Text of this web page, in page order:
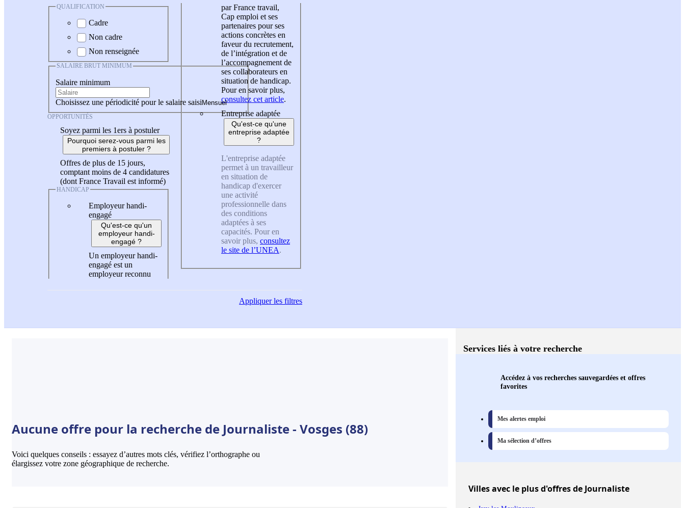
QUALIFICATION
Cadre
Non cadre
Non renseignée
SALAIRE BRUT MINIMUM
Salaire minimum
Choisissez une périodicité pour le salaire saisi
OPPORTUNITÉS
Soyez parmi les 1ers à postuler
Pourquoi serez-vous parmi les
premiers à postuler ?
Offres de plus de 15 jours,
comptant moins de 4 candidatures
(dont France Travail est informé)
HANDICAP
Employeur handi-
engagé
Qu'est-ce qu'un
employeur handi-
engagé ?
Un employeur handi-
engagé est un
employeur reconnu
par France travail,
Cap emploi et ses
partenaires pour ses
actions concrètes en
faveur du recrutement,
de l’intégration et de
l’accompagnement de
ses collaborateurs en
situation de handicap.
Pour en savoir plus,
consultez cet article.
Entreprise adaptée
Qu'est-ce qu'une
entreprise adaptée
?
L'entreprise adaptée
permet à un travailleur
en situation de
handicap d'exercer
une activité
professionnelle dans
des conditions
adaptées à ses
capacités. Pour en
savoir plus, consultez
le site de l’UNEA.
Appliquerles filtres
Aucune offre pour la recherche de Journaliste - Vosges (88)
Voici quelques conseils : essayez d’autres mots clés, vérifiez l’orthographe ou
élargissez votre zone géographique de recherche.
Services liés à votre recherche
Accédez à vos recherches sauvegardées et offres
favorites
Mes alertes emploi
Ma sélection d’offres
Villesavec le plus d'offres de Journaliste